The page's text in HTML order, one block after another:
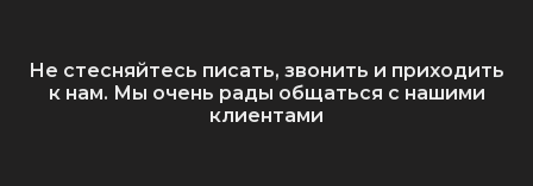
Не стесняйтесь писать, звонить и приходить
к нам. Мы очень рады общаться с нашими
клиентами